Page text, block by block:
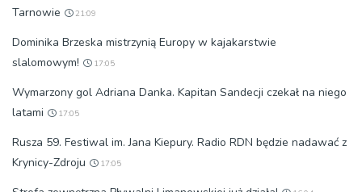
Tarnowie 21:09
Dominika Brzeska mistrzynią Europy w kajakarstwie
slalomowym!
17:05
Wymarzony gol Adriana Danka. Kapitan Sandecji czekał na niego
latami
17:05
Rusza 59. Festiwal im. Jana Kiepury. Radio RDN będzie nadawać z
Krynicy-Zdroju
17:05